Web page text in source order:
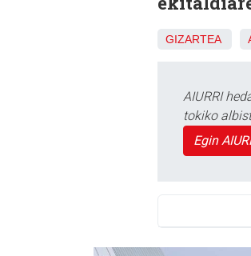
GIZARTEA
AIURRI
tokiko
Egin